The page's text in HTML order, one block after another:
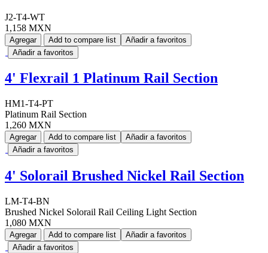
J2-T4-WT
1,158 MXN
Agregar Add to compare list
Añadir a favoritos
Añadir a favoritos
4' Flexrail 1 Platinum Rail Section
HM1-T4-PT
Platinum Rail Section
1,260 MXN
Agregar Add to compare list
Añadir a favoritos
Añadir a favoritos
4' Solorail Brushed Nickel Rail Section
LM-T4-BN
Brushed Nickel Solorail Rail Ceiling Light Section
1,080 MXN
Agregar Add to compare list
Añadir a favoritos
Añadir a favoritos